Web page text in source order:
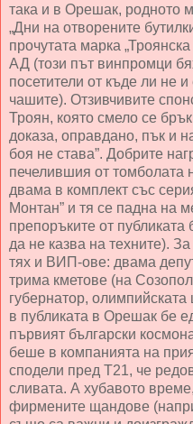
така и в Орешак, родното
„Дни на отворените
прочутата марка
АД (този път винпромци
посетители от къде ли не
чашите). Отзивчивите
Троян, която смело се
доказа, оправдано, пък и
боя не става”. Добрите
печелившия от томболата
двама в комплект със
Монтан” и тя се падна на
препоръките от публиката
да не казва на техните).
тях и ВИП-ове: двама
трима кметове (на
губернатор,
в публиката в Орешак бе
първият български
беше в компанията на
сподели пред Т21, че
сливата. А хубавото
фирмените щандове